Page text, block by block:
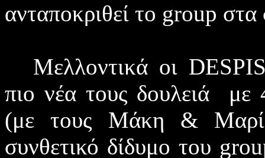
ανταποκριθεί το group στα
Μελλοντικά οι
πιο νέα τους δουλειά με
(με τους Μάκη &
συνθετικό δίδυμο του